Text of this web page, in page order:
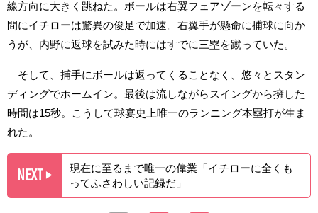
線方向に大きく跳ねた。ボールは右翼フェアゾーンを転々する
間にイチローは驚異の俊足で加速。右翼手が懸命に捕球に向か
うが、内野に返球を試みた時にはすでに三塁を蹴っていた。
そして、捕手にボールは返ってくることなく、悠々とスタン
ディングでホームイン。最後は流しながらスイングから擁した
時間は15秒。こうして球宴史上唯一のランニング本塁打が生ま
れた。
NEXT ▶︎
現在に至るまで唯一の偉業「イチローに全くも
ってふさわしい記録だ」